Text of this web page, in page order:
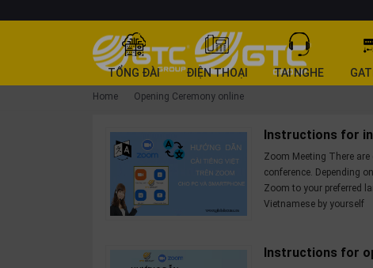
TỔNG ĐÀI ĐIỆN THOẠI TAI NGHE
Home Opening Ceremony online
Instructions for
Zoom Meeting There
conference. Depending
Zoom to your preferred
Vietnamese by yourself
Instructions for
PRODUCT